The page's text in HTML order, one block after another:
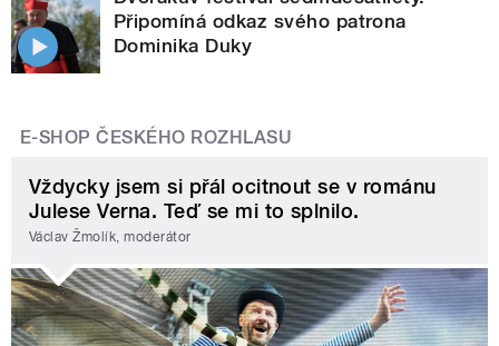
Připomíná odkaz svého patrona
Dominika Duky
E-SHOP ČESKÉHO ROZHLASU
Vždycky jsem si přál ocitnout se v románu
Julese Verna. Teď se mi to splnilo.
Václav Žmolík, moderátor